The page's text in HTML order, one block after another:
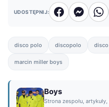
UDOSTĘPNIJ:
disco polo discopolo
marcin miller boys
Boys
Strona zespołu,